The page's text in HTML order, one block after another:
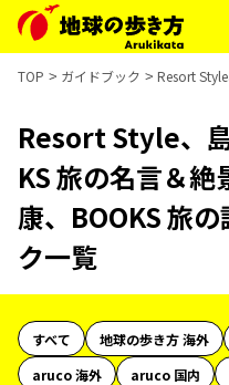
TOP ガイドブック Resort
Resort Style、
KS 旅の名言＆絶
康、BOOKS 旅
ク一覧
すべて 地球の歩き方 海外
aruco 海外
aruco 国内